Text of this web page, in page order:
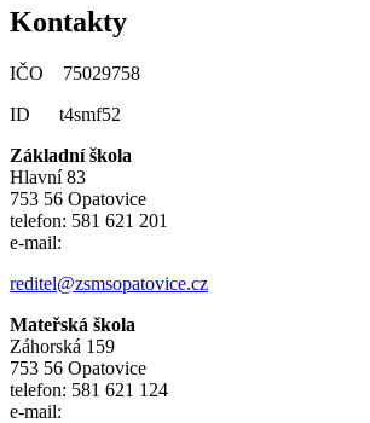
Kontakty
IČO 75029758
ID t4smf52
Základní škola
Hlavní 83
753 56 Opatovice
telefon: 581 621 201
e-mail:
reditel@zsmsopatovice.cz
Mateřská škola
Záhorská 159
753 56 Opatovice
telefon: 581 621 124
e-mail: